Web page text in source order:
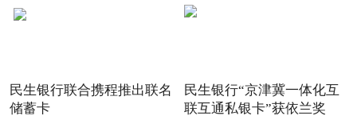
民生银行联合携程推出联名
储蓄卡
民生银行“京津冀一体化互
联互通私银卡”获依兰奖